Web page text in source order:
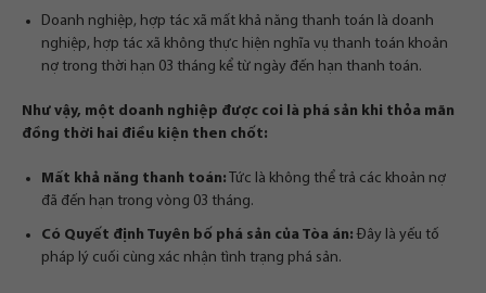
Doanh nghiệp, hợp tác xã mất khả năng thanh toán là doanh
nghiệp, hợp tác xã không thực hiện nghĩa vụ thanh toán khoản
nợ trong thời hạn 03 tháng kể từ ngày đến hạn thanh toán.
Như vậy, một doanh nghiệp được coi là phá sản khi thỏa mãn
đồng thời hai điều kiện then chốt:
Mất khả năng thanh toán: Tức là không thể trả các khoản nợ
đã đến hạn trong vòng 03 tháng.
Có Quyết định Tuyên bố phá sản của Tòa án: Đây là yếu tố
pháp lý cuối cùng xác nhận tình trạng phá sản.